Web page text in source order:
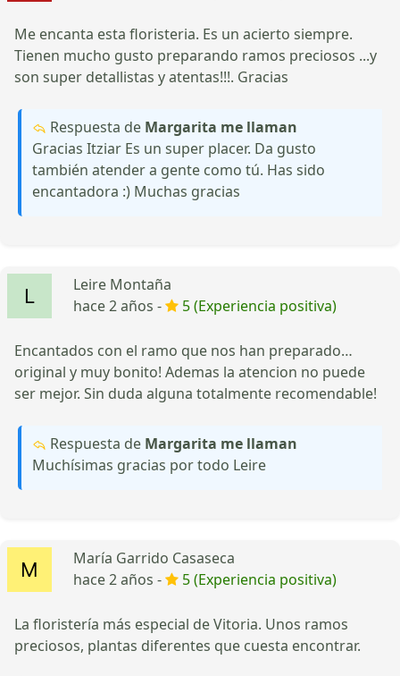
Me encanta esta floristeria. Es un acierto siempre.
Tienen mucho gusto preparando ramos preciosos ...y
son super detallistas y atentas!!!. Gracias
Respuesta de Margarita me llaman
Gracias Itziar Es un super placer. Da gusto
también atender a gente como tú. Has sido
encantadora :) Muchas gracias
Leire Montaña
hace 2 años -
5 (Experiencia positiva)
Encantados con el ramo que nos han preparado…
original y muy bonito! Ademas la atencion no puede
ser mejor. Sin duda alguna totalmente recomendable!
Respuesta de Margarita me llaman
Muchísimas gracias por todo Leire
María Garrido Casaseca
hace 2 años -
5 (Experiencia positiva)
La floristería más especial de Vitoria. Unos ramos
preciosos, plantas diferentes que cuesta encontrar.